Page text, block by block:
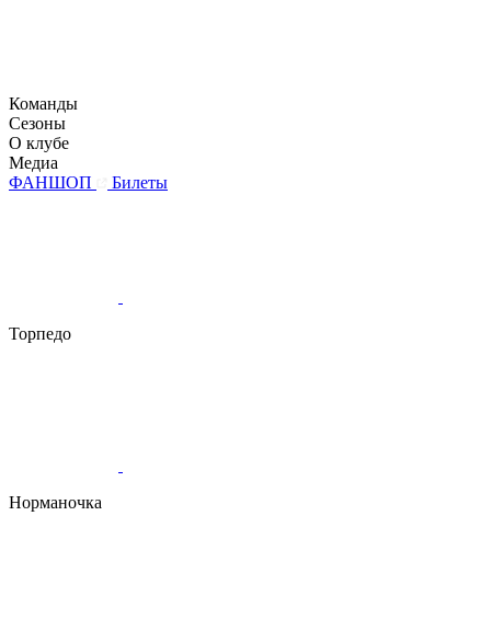
Команды
Сезоны
О клубе
Медиа
ФАНШОП
Билеты
Торпедо
Норманочка